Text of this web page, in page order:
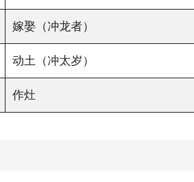
嫁娶（冲龙者）
动土（冲太岁）
作灶